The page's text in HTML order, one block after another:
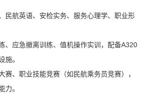
民航英语、安检实务、服务心理学、职业形
、应急撤离训练、值机操作实训，配备A320
施。
赛、职业技能竞赛（如民航乘务员竞赛），
力。